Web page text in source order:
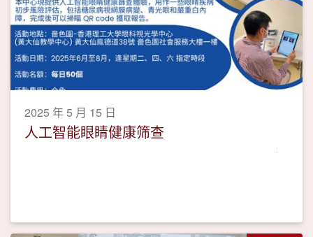
2025 年 5 月 15 日
人工智能眼睛健康筛查